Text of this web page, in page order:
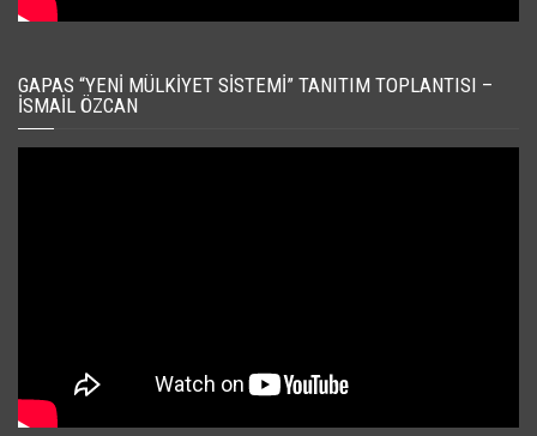
GAPAS “YENI MÜLKIYET SISTEMI” TANITIM TOPLANTISI –
İSMAIL ÖZCAN